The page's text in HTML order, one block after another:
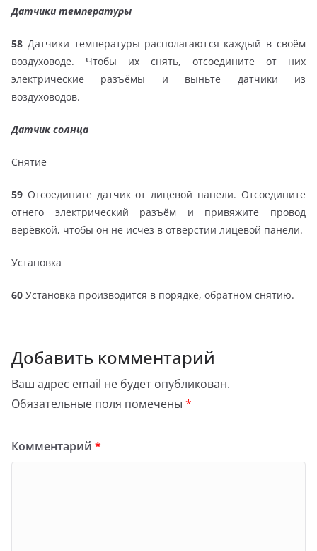
Датчики температуры
58 Датчики температуры располагаются каждый в своём
воздуховоде. Чтобы их снять, отсоедините от них
электрические разъёмы и выньте датчики из
воздуховодов.
Датчик солнца
Снятие
59 Отсоедините датчик от лицевой панели. Отсоедините
отнего электрический разъём и привяжите провод
верёвкой, чтобы он не исчез в отверстии лицевой панели.
Установка
60 Установка производится в порядке, обратном снятию.
Добавить комментарий
Ваш адрес email не будет опубликован.
Обязательные поля помечены *
Комментарий *